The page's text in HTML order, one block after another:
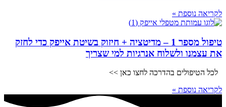
לקריאה נוספת »
טיפול מספר 1 – מדיטציה + חיזוק בשיטת אייפק כדי לחזק
את עצמנו ולשלוח אנרגיות למי שצריך
לכל הטיפולים בהדרכה לחצו כאן >>
לקריאה נוספת »